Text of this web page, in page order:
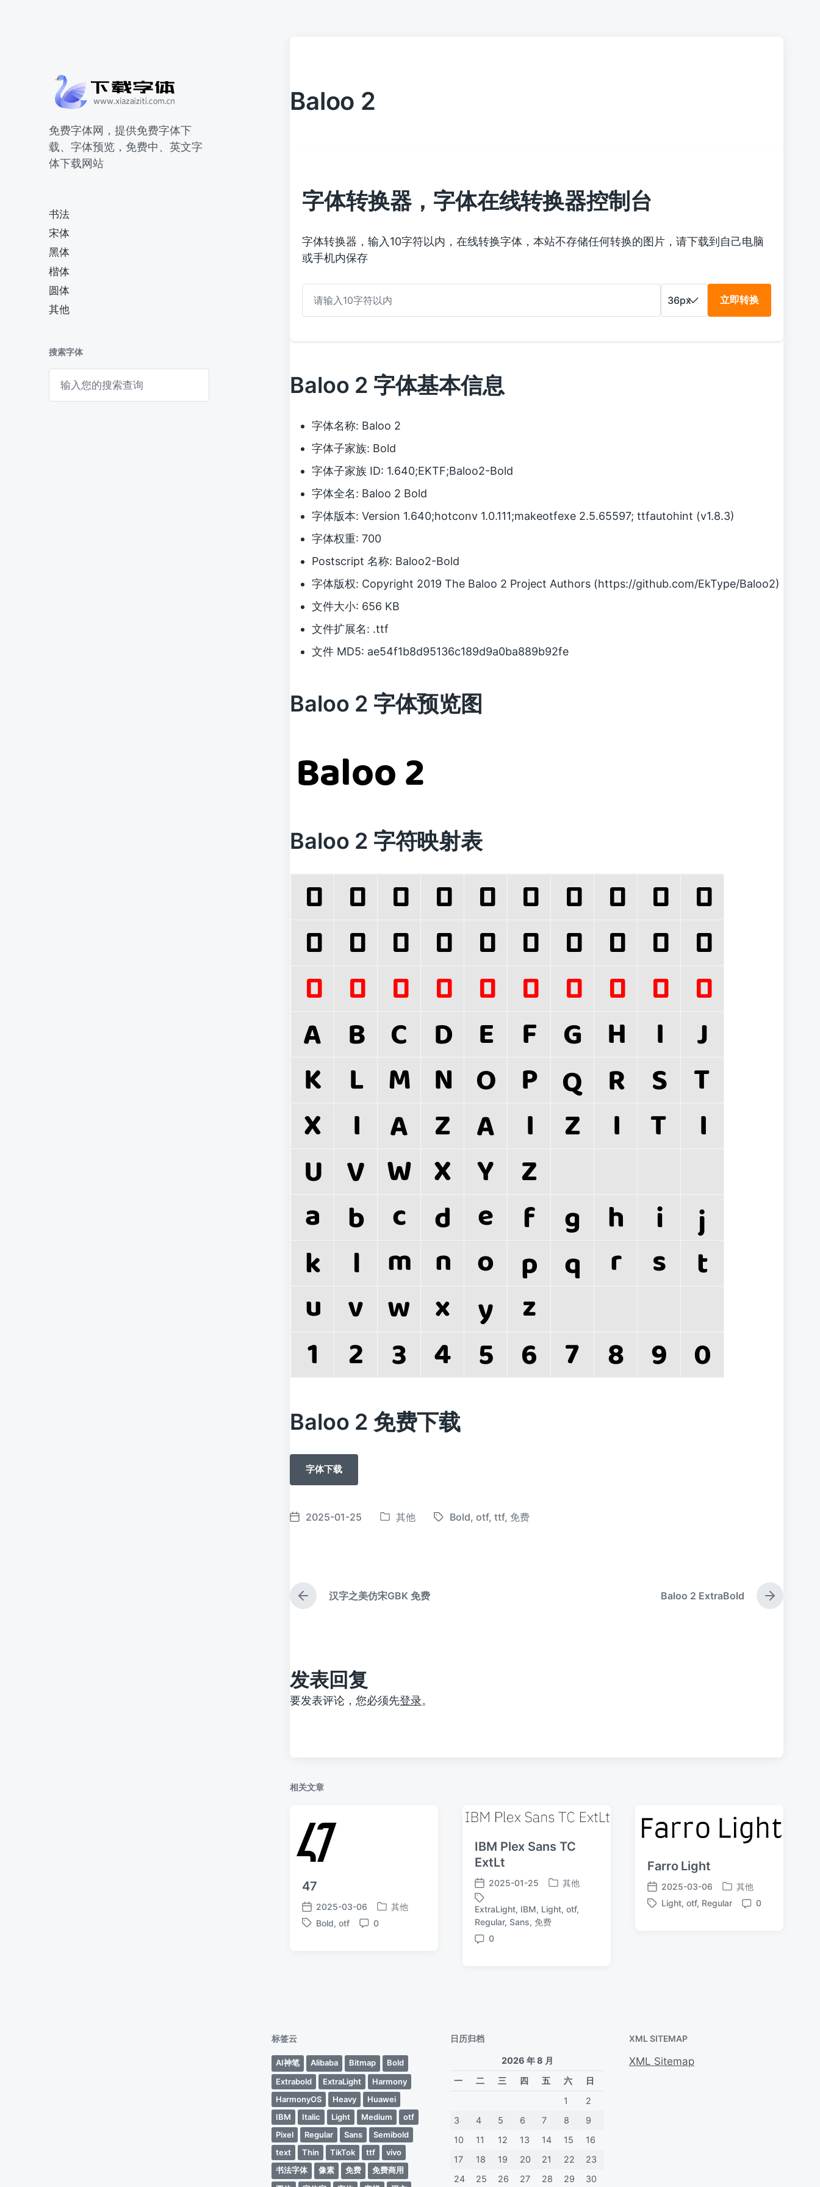
免费字体网，提供免费字体下
载、字体预览，免费中、英文字
体下载网站
书法
宋体
黑体
楷体
圆体
其他
搜索字体
Baloo 2
字体转换器，字体在线转换器控制台
字体转换器，输入10字符以内，在线转换字体，本站不存储任何转换的图片，请下载到自己电脑
或手机内保存
立即转换
Baloo 2 字体基本信息
字体名称: Baloo 2
字体子家族: Bold
字体子家族 ID: 1.640;EKTF;Baloo2-Bold
字体全名: Baloo 2 Bold
字体版本: Version 1.640;hotconv 1.0.111;makeotfexe 2.5.65597; ttfautohint (v1.8.3)
字体权重: 700
Postscript 名称: Baloo2-Bold
字体版权: Copyright 2019 The Baloo 2 Project Authors (https://github.com/EkType/Baloo2)
文件大小: 656 KB
文件扩展名: .ttf
文件 MD5: ae54f1b8d95136c189d9a0ba889b92fe
Baloo 2 字体预览图
Baloo 2 字符映射表
Baloo 2 免费下载
字体下载
发
2025-01-25
发
其他
标
Bold,otf,ttf, 免费
上
篇
汉字之美仿宋GBK 免费
下
篇
Baloo 2 ExtraBold
发表回复
要发表评论，您必须先登录。
相关文章
47
发
布
2025-03-06
发
布
其他
标
Bold,otf
评
0
IBM Plex Sans TC
ExtLt
发
布
日
期
2025-01-25
发
于
其他
标
ExtraLight, IBM, Light,otf,
Regular,Sans, 免费
评
0
Farro Light
发
布
2025-03-06
发
布
其他
标
Light,otf, Regular
评
0
标签云
AI神笔 Alibaba Bitmap
Bold
Extrabold
ExtraLight
Harmony
HarmonyOS
Heavy
Huawei
IBM
Italic Light Medium
otf
Pixel
Regular Sans
Semibold
text
Thin TikTok ttf
vivo
书法字体
像素 免费
免费商用
日历归档
2026 年 8 月
一
二 三 四 五 六
日
1
2
3
4 5 6 7 8
9
10
11 12 13 14 15
16
17
18 19 20 21 22
23
24
25 26 27 28 29 30
XML SITEMAP
XML Sitemap